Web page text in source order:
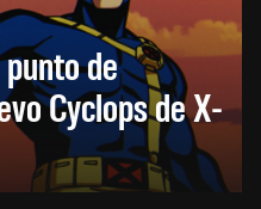
de
Cyclops de X-